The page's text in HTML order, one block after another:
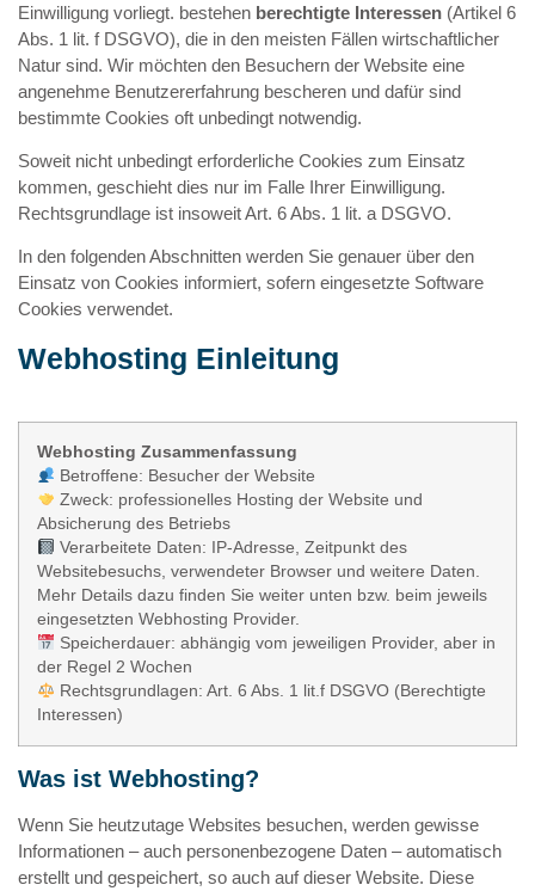
Einwilligung vorliegt. bestehen berechtigte Interessen (Artikel 6
Abs. 1 lit. f DSGVO), die in den meisten Fällen wirtschaftlicher
Natur sind. Wir möchten den Besuchern der Website eine
angenehme Benutzererfahrung bescheren und dafür sind
bestimmte Cookies oft unbedingt notwendig.
Soweit nicht unbedingt erforderliche Cookies zum Einsatz
kommen, geschieht dies nur im Falle Ihrer Einwilligung.
Rechtsgrundlage ist insoweit Art. 6 Abs. 1 lit. a DSGVO.
In den folgenden Abschnitten werden Sie genauer über den
Einsatz von Cookies informiert, sofern eingesetzte Software
Cookies verwendet.
Webhosting Einleitung
Webhosting Zusammenfassung
Betroffene: Besucher der Website
Zweck: professionelles Hosting der Website und
Absicherung des Betriebs
Verarbeitete Daten: IP-Adresse, Zeitpunkt des
Websitebesuchs, verwendeter Browser und weitere Daten.
Mehr Details dazu finden Sie weiter unten bzw. beim jeweils
eingesetzten Webhosting Provider.
Speicherdauer: abhängig vom jeweiligen Provider, aber in
der Regel 2 Wochen
Rechtsgrundlagen: Art. 6 Abs. 1 lit.f DSGVO (Berechtigte
Interessen)
Was ist Webhosting?
Wenn Sie heutzutage Websites besuchen, werden gewisse
Informationen – auch personenbezogene Daten – automatisch
erstellt und gespeichert, so auch auf dieser Website. Diese